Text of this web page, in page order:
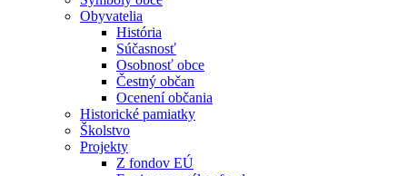
Obyvatelia
História
Súčasnosť
Osobnosť obce
Čestný občan
Ocenení občania
Historické pamiatky
Školstvo
Projekty
Z fondov EÚ